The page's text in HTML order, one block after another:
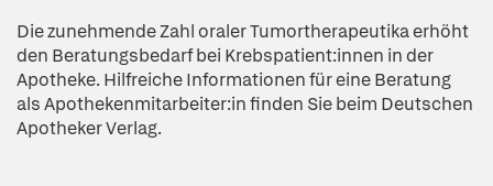
Die zunehmende Zahl oraler Tumortherapeutika erhöht
den Beratungsbedarf bei Krebspatient:innen in der
Apotheke. Hilfreiche Informationen für eine Beratung
als Apothekenmitarbeiter:in finden Sie beim Deutschen
Apotheker Verlag.